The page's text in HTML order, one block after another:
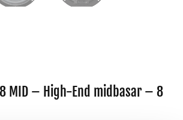
MID – High-End midbasar – 8